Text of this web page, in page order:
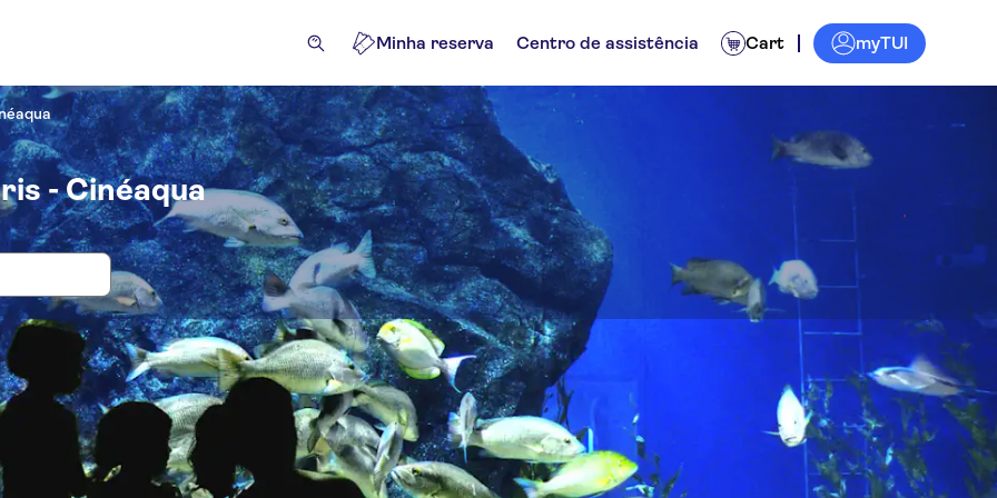
Minha reserva Centro de assistência Cart myTUI
- Cinéaqua
bilhetes para Aquário de Paris - Cinéaqua
para os locais Bilhetes e eventos